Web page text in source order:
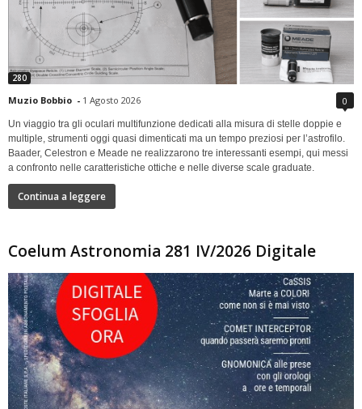
280
Muzio Bobbio - 1 Agosto 2026 0
Un viaggio tra gli oculari multifunzione dedicati alla misura di stelle doppie e
multiple, strumenti oggi quasi dimenticati ma un tempo preziosi per l’astrofilo.
Baader, Celestron e Meade ne realizzarono tre interessanti esempi, qui messi
a confronto nelle caratteristiche ottiche e nelle diverse scale graduate.
Continua a leggere
Coelum Astronomia 281 IV/2026 Digitale